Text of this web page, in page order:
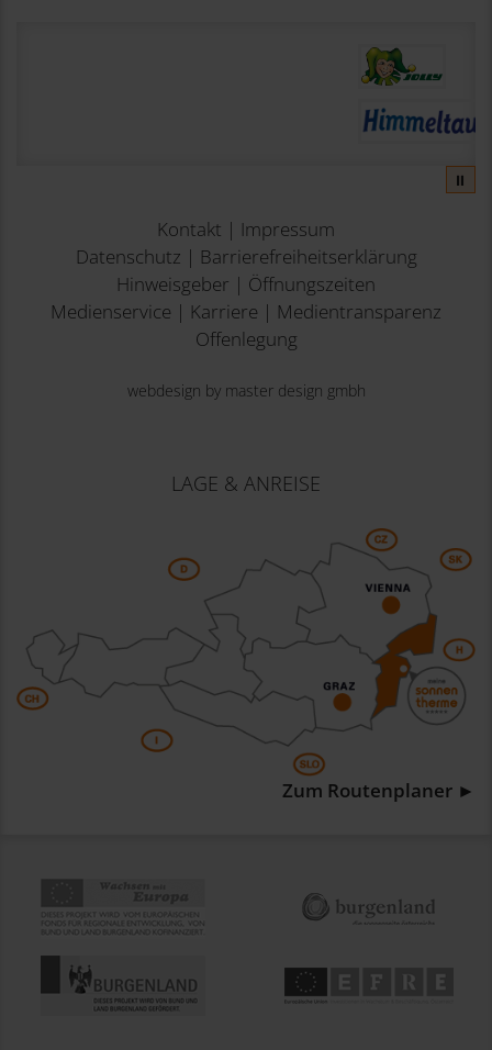
⏸
Kontakt | Impressum
Datenschutz | Barrierefreiheitserklärung
Hinweisgeber | Öffnungszeiten
Medienservice | Karriere | Medientransparenz
Offenlegung
webdesign by master design gmbh
LAGE & ANREISE
Zum Routenplaner ►